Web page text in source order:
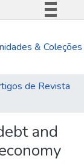
BR
informação
& Coleções
de Revista
and